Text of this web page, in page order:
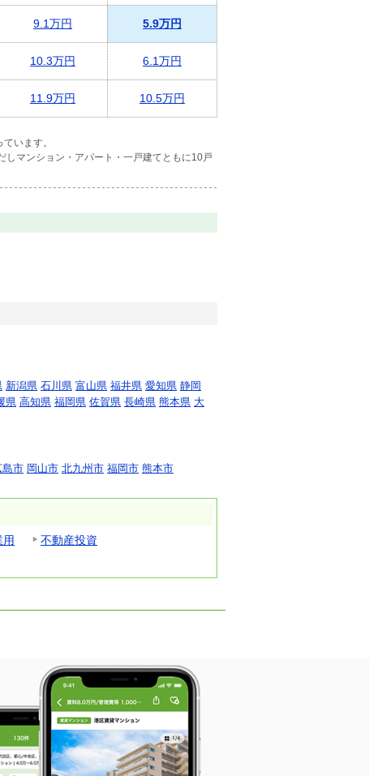
9.1万円 5.9万円
10.3万円 6.1万円
11.9万円 10.5万円
ています。
マンション・アパート・一戸建てともに10戸
新潟県 石川県 富山県 福井県 愛知県 静岡
県 高知県 福岡県 佐賀県 長崎県 熊本県 大
島市 岡山市 北九州市 福岡市 熊本市
用
不動産投資